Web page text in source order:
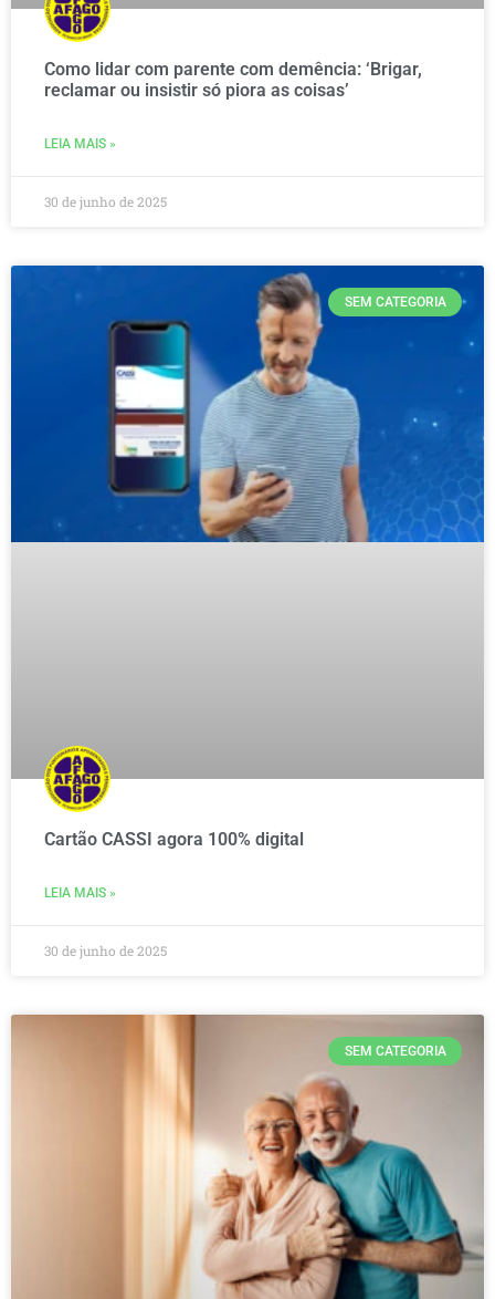
Como lidar com parente com demência: ‘Brigar,
reclamar ou insistir só piora as coisas’
LEIA MAIS »
30 de junho de 2025
SEM CATEGORIA
Cartão CASSI agora 100% digital
LEIA MAIS »
30 de junho de 2025
SEM CATEGORIA